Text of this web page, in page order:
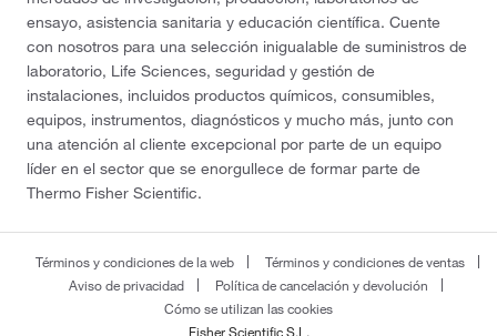
ensayo, asistencia sanitaria y educación científica. Cuente
con nosotros para una selección inigualable de suministros de
laboratorio, Life Sciences, seguridad y gestión de
instalaciones, incluidos productos químicos, consumibles,
equipos, instrumentos, diagnósticos y mucho más, junto con
una atención al cliente excepcional por parte de un equipo
líder en el sector que se enorgullece de formar parte de
Thermo Fisher Scientific.
Términos y condiciones de la web
Términos y condiciones de ventas
Aviso de privacidad
Política de cancelación y devolución
Cómo se utilizan las cookies
Fisher Scientific S.L.